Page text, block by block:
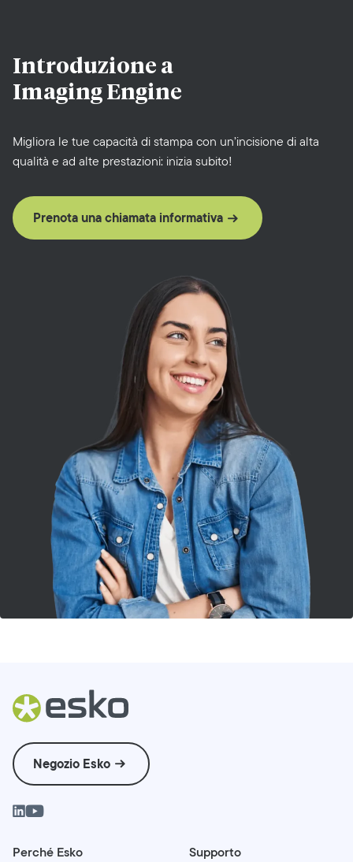
Introduzione a
Imaging Engine
Migliora le tue capacità di stampa con un’incisione di alta
qualità e ad alte prestazioni: inizia subito!
Prenota una chiamata informativa
Negozio Esko
Perché Esko
Supporto